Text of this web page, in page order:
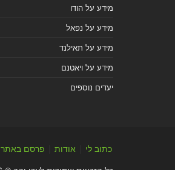
מידע על הודו
מידע על נפאל
מידע על תאילנד
מידע על ויאטנם
יעדים נוספים
כתוב לי אודות פרסם באתר